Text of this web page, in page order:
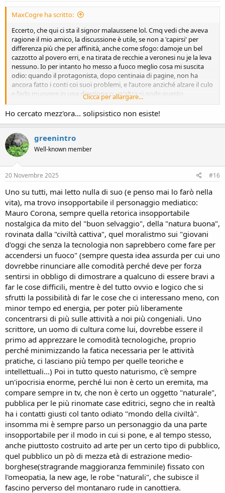
MaxCogre ha scritto:
Eccerto, che qui ci sta il signor malaussene lol. Cmq vedi che aveva
ragione il mio amico, la discussione è utile, se non a 'capirsi' per
differenza più che per affinità, anche come sfogo: damoje un bel
cazzotto al povero erri, e na tirata de recchie a veronesi nu je la leva
nessuno. Io per intanto ho messo a fuoco meglio cosa mi suscita
odio: quando il protagonista, dopo centinaia di pagine, non ha
ancora fatto i conti coi suoi problemi, e l'autore anziché alzare il culo
e farlo muovere in una direzione o un'altra si gode questo
solipsistico, didascalico, edonistico, acquarellistico, pedanteristico
piacere di continuare a scrivere. Questo non è giusto verso noialtri
poveri cristi che coi problemi invece ci dobbiamo fare davvero i
perchè viene meno ad un imperativo categorico della narrazione:
tirare la linea, fare la somma, giusta o sbagliata che sia. Questa cosa
tecnicamente magari si chiamerà in molti modi, ma per me ha un
solo nome: grandissima sòla
Clicca per allargare...
Ho cercato mezz'ora... solipsistico non esiste!
greenintro
Well-known member
20 Novembre 2025 #16
Uno su tutti, mai letto nulla di suo (e penso mai lo farò nella
vita), ma trovo insopportabile il personaggio mediatico:
Mauro Corona, sempre quella retorica insopportabile
nostalgica da mito del "buon selvaggio", della "natura buona",
rovinata dalla "civiltà cattiva", quel moralistmo sui "giovani
d'oggi che senza la tecnologia non saprebbero come fare per
accendersi un fuoco" (sempre questa idea assurda per cui uno
dovrebbe rinunciare alle comodità perché deve per forza
sentirsi in obbligo di dimostrare a qualcuno di essere bravi a
far le cose difficili, mentre è del tutto ovvio e logico che si
sfrutti la possibilità di far le cose che ci interessano meno, con
minor tempo ed energia, per poter più liberamente
concentrarsi di più sulle attività a noi più congeniali. Uno
scrittore, un uomo di cultura come lui, dovrebbe essere il
primo ad apprezzare le comodità tecnologiche, proprio
perché minimizzando la fatica necessaria per le attività
pratiche, ci lasciano più tempo per quelle teoriche e
intellettuali...) Poi in tutto questo naturismo, c'è sempre
un'ipocrisia enorme, perché lui non è certo un eremita, ma
compare sempre in tv, che non è certo un oggetto "naturale",
pubblica per le più rinomate case editrici, segno che in realtà
ha i contatti giusti col tanto odiato "mondo della civiltà".
insomma mi è sempre parso un personaggio da una parte
insopportabile per il modo in cui si pone, e al tempo stesso,
anche piuttosto costruito ad arte per un certo tipo di pubblico,
quel pubblico un pò di mezza età di estrazione medio-
borghese(stragrande maggioranza femminile) fissato con
l'omeopatia, la new age, le robe "naturali", che subisce il
fascino perverso del montanaro rude in canottiera.